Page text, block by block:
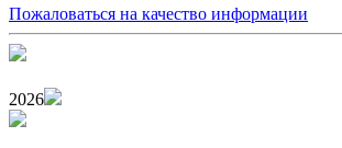
Пожаловаться на качество информации
2026